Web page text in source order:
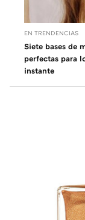
EN TRENDENCIAS
Siete bases de
perfectas para
instante